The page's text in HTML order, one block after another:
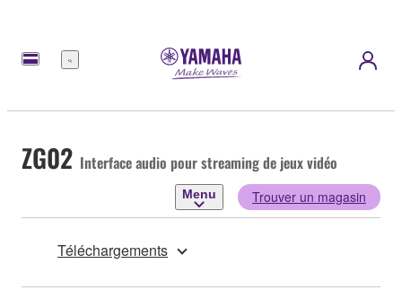
Menu
ZG02 Interface audio pour streaming de jeux vidéo
Menu Trouver un magasin
Téléchargements